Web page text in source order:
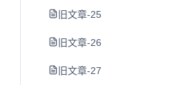
旧文章-25
旧文章-26
旧文章-27